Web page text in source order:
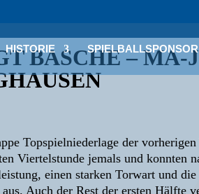
HISTORIE SPIELBALLSPONSOR
BASCHE – MA-
Topspielniederlage der
Viertelstunde jemals und konnten
einen starken Torwart und
Auch der Rest der ersten Hälfte